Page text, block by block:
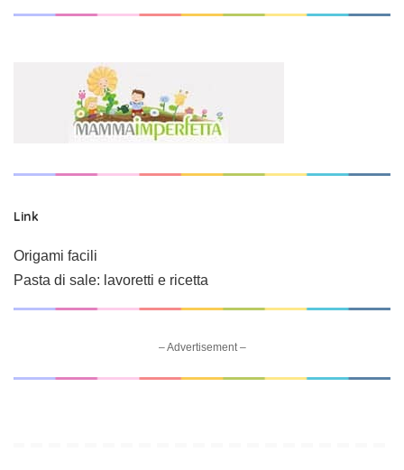
Link
Origami facili
Pasta di sale: lavoretti e ricetta
– Advertisement –